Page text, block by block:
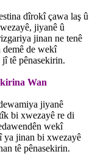
dîrokî çawa laş û
jiyanê û
jinan ne tenê
de wekî
tê pênasekirin.
Wan
jiyanê
bi xwezayê re di
wekî
ya jinan bi xwezayê
tê pênasekirin.